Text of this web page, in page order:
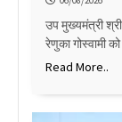
उप मुख्यमंत्री
रेणुका गोस्वामी
Read More..